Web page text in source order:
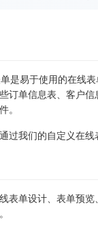
是易于使用的在线
订单信息表、客户
。
过我们的自定义在线
表单设计、表单预